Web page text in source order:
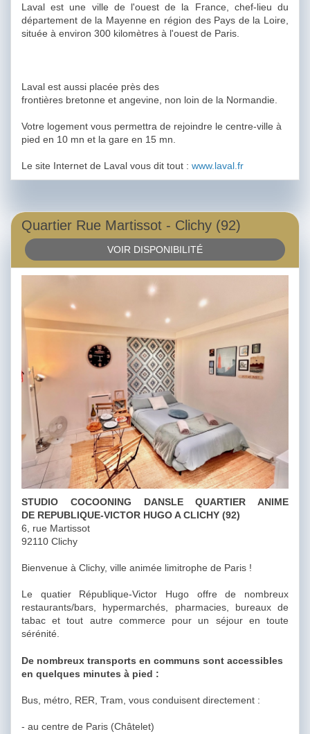
Laval est une ville de l'ouest de la France, chef-lieu du
département de la Mayenne en région des Pays de la Loire,
située à environ 300 kilomètres à l'ouest de Paris.
Laval est aussi placée près des
frontières bretonne et angevine, non loin de la Normandie.
Votre logement vous permettra de rejoindre le centre-ville à
pied en 10 mn et la gare en 15 mn.
Le site Internet de Laval vous dit tout : www.laval.fr
Quartier Rue Martissot - Clichy (92)
VOIR DISPONIBILITÉ
STUDIO COCOONING DANSLE QUARTIER ANIME
DE REPUBLIQUE-VICTOR HUGO A CLICHY (92)
6, rue Martissot
92110 Clichy
Bienvenue à Clichy, ville animée limitrophe de Paris !
Le quatier République-Victor Hugo offre de nombreux
restaurants/bars, hypermarchés, pharmacies, bureaux de
tabac et tout autre commerce pour un séjour en toute
sérénité.
De nombreux transports en communs sont accessibles
en quelques minutes à pied :
Bus, métro, RER, Tram, vous conduisent directement :
- au centre de Paris (Châtelet)